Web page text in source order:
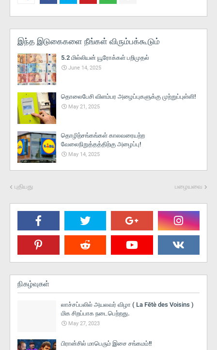
இந்த இடுகைகளை நீங்கள் விரும்பக்கூடும்
5.2 மில்லியன் யூரோக்கள் பறிமுதல்
June 14, 2025
தொலைபேசி விளம்பர அழைப்புகளுக்கு முற்றுப்புள்ளி!
May 21, 2025
தொழிற்சங்கங்கள் காலவரையற்ற
வேலைநிறுத்தத்திற்கு அழைப்பு!
May 14, 2025
புதியது பழையவை
நிகழ்வுகள்
லாச்சப்பலில் அயலவர் விழா ( La Fētè des Voisins )
மிக சிறப்பாக நடைபெற்றது.
May 27, 2023
பிரான்சில் மாபெரும் இசை சங்கமம்!!